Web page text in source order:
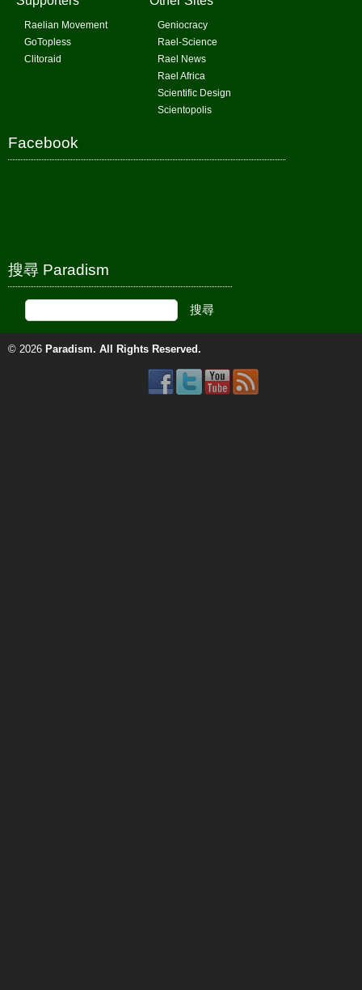
Raelian Movement
GoTopless
Clitoraid
Geniocracy
Rael-Science
Rael News
Rael Africa
Scientific Design
Scientopolis
Facebook
搜尋 Paradism
© 2026 Paradism. All Rights Reserved.